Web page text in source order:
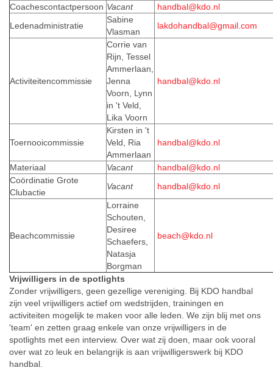
Coachescontactpersoon Vacant
handbal@kdo.nl
Ledenadministratie
Sabine
Vlasman
lakdohandbal@gmail.com
Activiteitencommissie
Corrie van
Rijn, Tessel
Ammerlaan,
Jenna
Voorn, Lynn
in 't Veld,
Lika Voorn
handbal@kdo.nl
Toernooicommissie
Kirsten in 't
Veld, Ria
Ammerlaan
handbal@kdo.nl
Materiaal Vacant
handbal@kdo.nl
Coördinatie Grote
Clubactie
Vacant handbal@kdo.nl
Beachcommissie
Lorraine
Schouten,
Desiree
Schaefers,
Natasja
Borgman
beach@kdo.nl
Vrijwilligers in de spotlights
Zonder vrijwilligers, geen gezellige vereniging. Bij KDO handbal
zijn veel vrijwilligers actief om wedstrijden, trainingen en
activiteiten mogelijk te maken voor alle leden. We zijn blij met ons
'team' en zetten graag enkele van onze vrijwilligers in de
spotlights met een interview. Over wat zij doen, maar ook vooral
over wat zo leuk en belangrijk is aan vrijwilligerswerk bij KDO
handbal.